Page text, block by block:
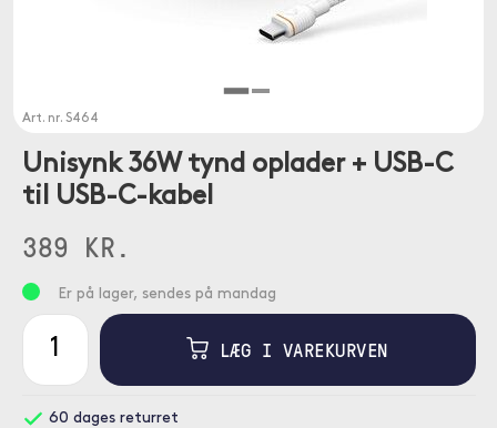
Art. nr. S464
Unisynk 36W tynd oplader + USB-C
til USB-C-kabel
389 KR.
Er på lager, sendes på mandag
LÆG I VAREKURVEN
60 dages returret